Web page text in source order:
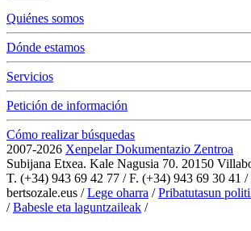
Quiénes somos
Dónde estamos
Servicios
Petición de información
Cómo realizar búsquedas
2007-2026 Xenpelar Dokumentazio Zentroa
Subijana Etxea. Kale Nagusia 70. 20150
T. (+34) 943 69 42 77 / F. (+34) 943 69 30 41 /
bertsozale.eus /Lege oharra /Pribatutasun
/Babesle eta laguntzaileak /